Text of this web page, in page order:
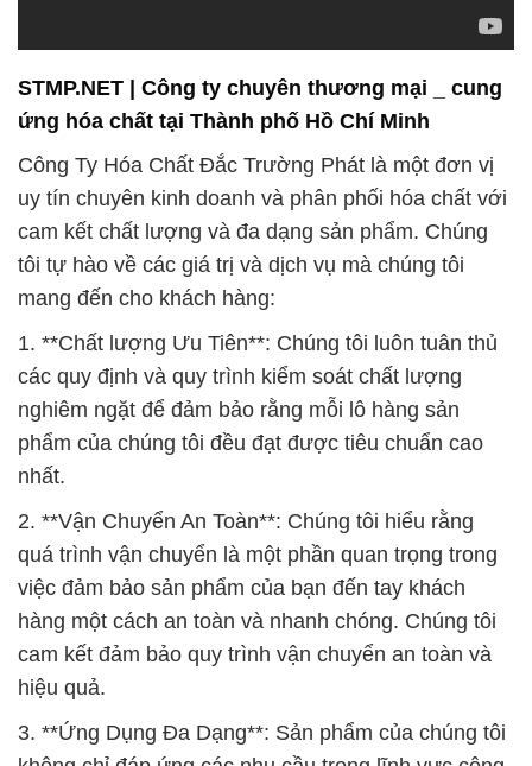
Công Ty Hóa Chất Đắc Trường Phát là một đơn vị
uy tín chuyên kinh doanh và phân phối hóa chất với
cam kết chất lượng và đa dạng sản phẩm. Chúng
tôi tự hào về các giá trị và dịch vụ mà chúng tôi
mang đến cho khách hàng:
1. **Chất lượng Ưu Tiên**: Chúng tôi luôn tuân thủ
các quy định và quy trình kiểm soát chất lượng
nghiêm ngặt để đảm bảo rằng mỗi lô hàng sản
phẩm của chúng tôi đều đạt được tiêu chuẩn cao
nhất.
2. **Vận Chuyển An Toàn**: Chúng tôi hiểu rằng
quá trình vận chuyển là một phần quan trọng trong
việc đảm bảo sản phẩm của bạn đến tay khách
hàng một cách an toàn và nhanh chóng. Chúng tôi
cam kết đảm bảo quy trình vận chuyển an toàn và
hiệu quả.
3. **Ứng Dụng Đa Dạng**: Sản phẩm của chúng tôi
không chỉ đáp ứng các nhu cầu trong lĩnh vực công
nghiệp mà còn được sử dụng để điều chỉnh độ axit
trong các sản phẩm thực phẩm, giúp tạo ra các sản
phẩm có chất lượng vượt trội.